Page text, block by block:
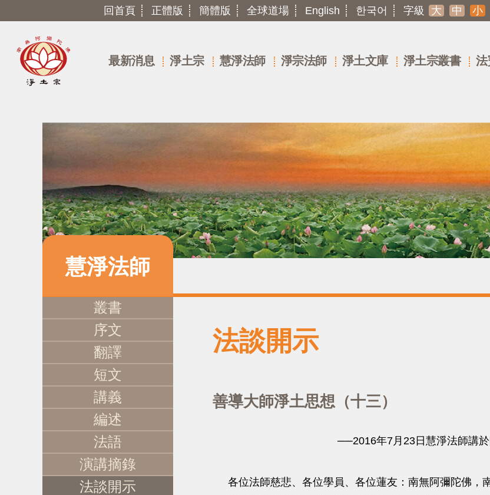
回首頁 正體版 簡體版 全球道場 English 한국어 字級 大 中 小
最新消息 淨土宗 慧淨法師 淨宗法師 淨土文庫 淨土宗叢書 法
慧淨法師
叢書
序文
翻譯
短文
講義
編述
法語
演講摘錄
法談開示
法談開示
善導大師淨土思想（十三）
──2016年7月23日慧淨法師講
各位法師慈悲、各位學員、各位蓮友：南無阿彌陀佛，